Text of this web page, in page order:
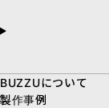
BUZZUについて
製作事例